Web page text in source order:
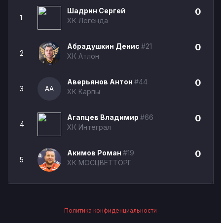
1
Шадрин Сергей
ХК Легенда
0
2
Абрадушкин Денис #21
ХК Атлон
0
3 АА
Аверьянов Антон #44
ХК Карпы
0
4
Агапцев Владимир #66
ХК Интеграл
0
5
Акимов Роман #19
ХК МОСЦВЕТТОРГ
0
Политика конфиденциальности